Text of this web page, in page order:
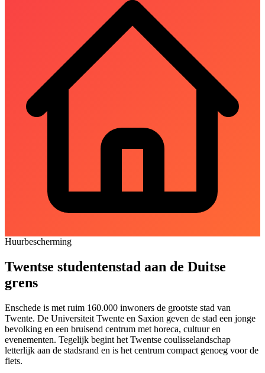
Huurbescherming
Twentse studentenstad aan de Duitse
grens
Enschede is met ruim 160.000 inwoners de grootste stad van
Twente. De Universiteit Twente en Saxion geven de stad een jonge
bevolking en een bruisend centrum met horeca, cultuur en
evenementen. Tegelijk begint het Twentse coulisselandschap
letterlijk aan de stadsrand en is het centrum compact genoeg voor de
fiets.